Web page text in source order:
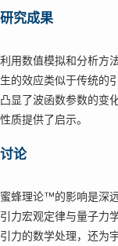
研究成果
利用数值模拟和分析方
生的效应类似于传统的
凸显了波函数参数的变
性质提供了启示。
讨论
蜜蜂理论™的影响是深
引力宏观定律与量子力
引力的数学处理，还为